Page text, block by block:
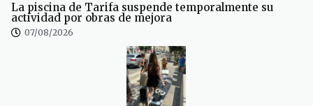
La piscina de Tarifa suspende temporalmente su
actividad por obras de mejora
07/08/2026